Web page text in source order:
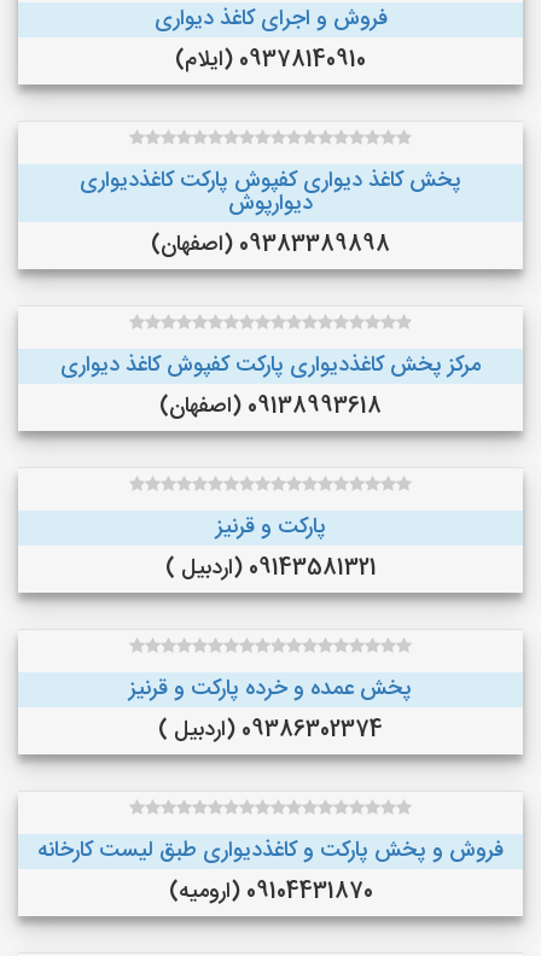
فروش و اجرای کاغذ دیواری
09378140910 (ایلام)
پخش کاغذ دیواری کفپوش پارکت کاغذدیواری
دیوارپوش
09383389898 (اصفهان)
مرکز پخش کاغذدیواری پارکت کفپوش کاغذ دیواری
09138993618 (اصفهان)
پارکت و قرنیز
09143581321 (اردبیل )
پخش عمده و خرده پارکت و قرنیز
09386302374 (اردبیل )
فروش و پخش پارکت و کاغذدیواری طبق لیست کارخانه
09104431870 (ارومیه)